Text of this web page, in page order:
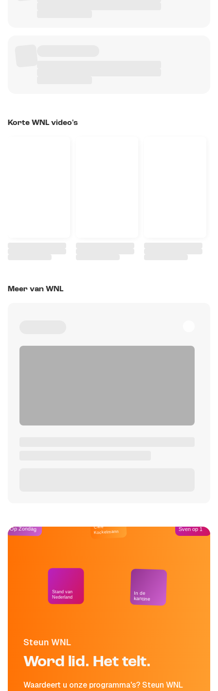
Korte WNL video's
Meer van WNL
Steun WNL
Word lid. Het telt.
Waardeert u onze programma's? Steun WNL
Op Zondag
Stand van
Nederland
Café
Kockelmann
In de
kantine
Sven op 1